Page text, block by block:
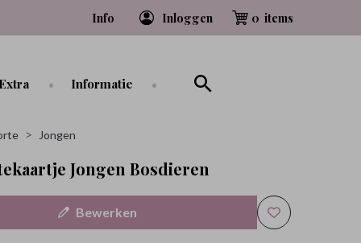
Info Inloggen 0
Extra Informatie
Jongen
Jongen Bosdieren
Bewerken